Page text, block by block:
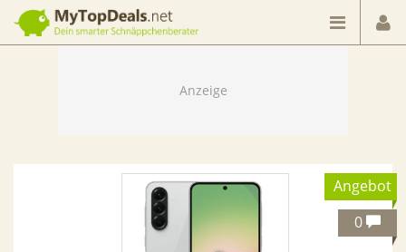
Dein smarter Schnäppchenberater
Angebot
0